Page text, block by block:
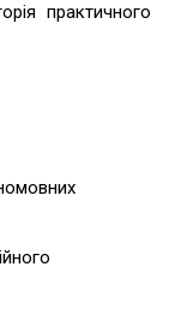
практичного